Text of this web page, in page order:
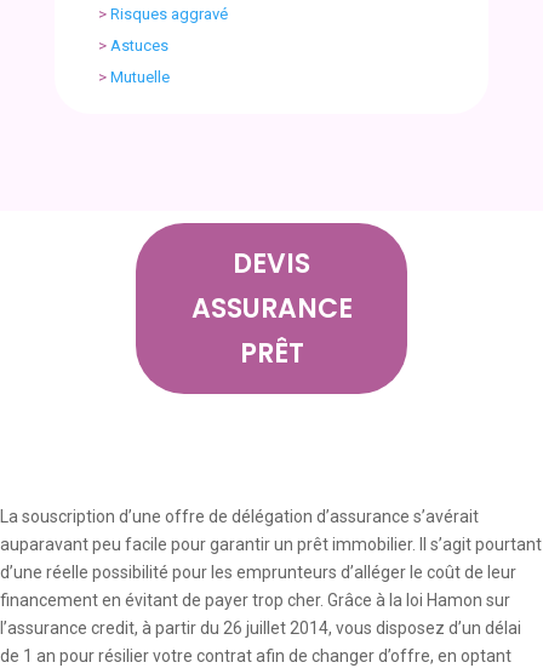
> Risques aggravé
> Astuces
> Mutuelle
DEVIS
ASSURANCE
PRÊT
La souscription d’une offre de délégation d’assurance s’avérait
auparavant peu facile pour garantir un prêt immobilier. Il s’agit pourtant
d’une réelle possibilité pour les emprunteurs d’alléger le coût de leur
financement en évitant de payer trop cher. Grâce à la loi Hamon sur
l’assurance credit, à partir du 26 juillet 2014, vous disposez d’un délai
de 1 an pour résilier votre contrat afin de changer d’offre, en optant